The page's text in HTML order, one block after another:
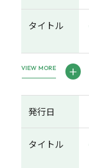
タイトル
VIEW MORE
発行日
タイトル